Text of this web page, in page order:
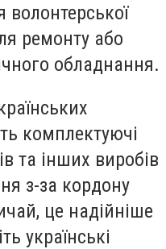
волонтерської
ремонту або
обладнання.
комплектуючі
та інших виробів
з-за кордону
це надійніше
українські